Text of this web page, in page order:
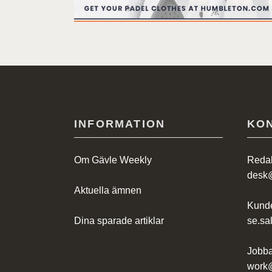
INFORMATION
Om Gävle Weekly
Aktuella ämnen
Dina sparade artiklar